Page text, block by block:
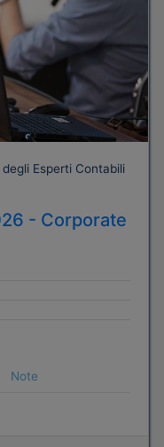
Esperti Contabili
- Corporate
Note